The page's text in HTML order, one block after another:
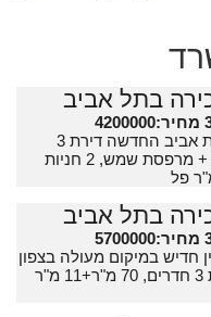
בתל אביב
למכירה ברמת אביב החדשה דירת 3
חדרים גדולה + מרפסת שמש, 2 חניות
בתל אביב
במיקום מעולה בצפון
דיזינגוף, דירת 3 חדרים, 70 מ"ר+11 מ"ר